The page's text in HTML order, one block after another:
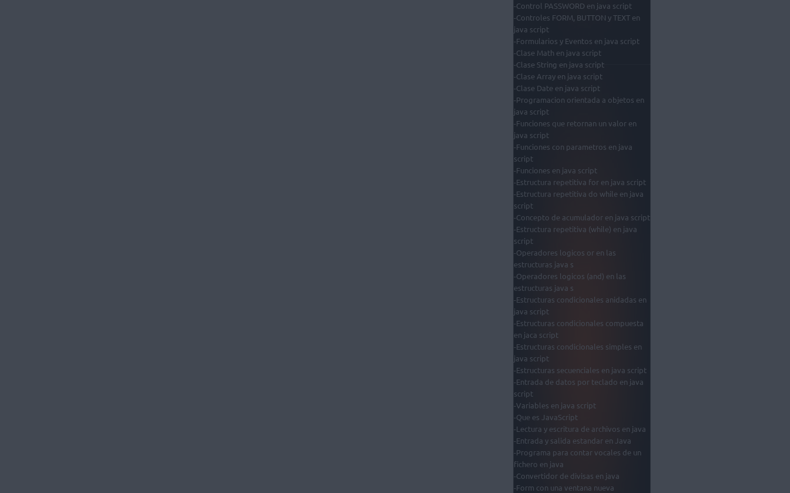
-Control PASSWORD en java script
-Controles FORM, BUTTON y TEXT en
java script
-Formularios y Eventos en java script
-Clase Math en java script
-Clase String en java script
-Clase Array en java script
-Clase Date en java script
-Programacion orientada a objetos en
java script
-Funciones que retornan un valor en
java script
-Funciones con parametros en java
script
-Funciones en java script
-Estructura repetitiva for en java script
-Estructura repetitiva do while en java
script
-Concepto de acumulador en java script
-Estructura repetitiva (while) en java
script
-Operadores logicos or en las
estructuras java s
-Operadores logicos (and) en las
estructuras java s
-Estructuras condicionales anidadas en
java script
-Estructuras condicionales compuesta
en jaca script
-Estructuras condicionales simples en
java script
-Estructuras secuenciales en java script
-Entrada de datos por teclado en java
script
-Variables en java script
-Que es JavaScript
-Lectura y escritura de archivos en java
-Entrada y salida estandar en Java
-Programa para contar vocales de un
fichero en java
-Convertidor de divisas en java
-Form con una ventana nueva